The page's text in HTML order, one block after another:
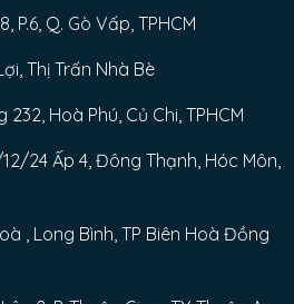
P.6, Q. Gò Vấp, TPHCM
Thị Trấn Nhà Bè
Hoà Phú, Củ Chi, TPHCM
24 Ấp 4, Đông Thạnh, Hóc Môn,
, Long Bình, TP Biên Hoà Đồng